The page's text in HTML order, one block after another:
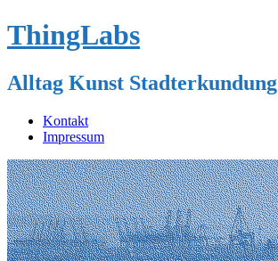
ThingLabs
Alltag Kunst Stadterkundung
Kontakt
Impressum